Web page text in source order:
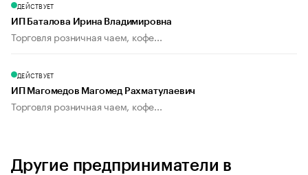
ДЕЙСТВУЕТ
ИП Баталова Ирина Владимировна
Торговля розничная чаем, кофе...
ДЕЙСТВУЕТ
ИП Магомедов Магомед Рахматулаевич
Торговля розничная чаем, кофе...
Другие предприниматели в